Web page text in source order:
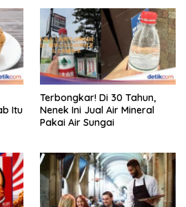
Itu
Terbongkar! Di 30 Tahun,
Nenek Ini Jual Air Mineral
Pakai Air Sungai